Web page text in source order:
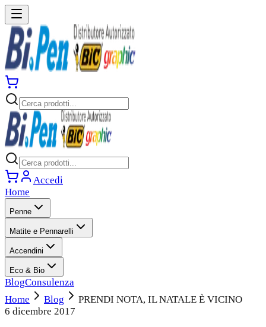
Accedi
Home
Penne
Matite e Pennarelli
Accendini
Eco & Bio
BlogConsulenza
Home
Blog
PRENDI NOTA, IL NATALE È VICINO
6 dicembre 2017